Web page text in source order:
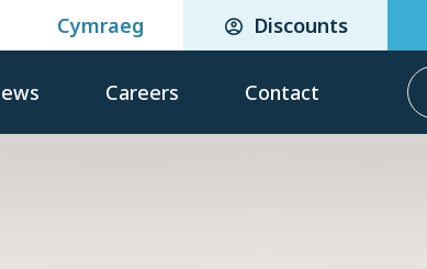
Cymraeg Discounts
Careers Contact